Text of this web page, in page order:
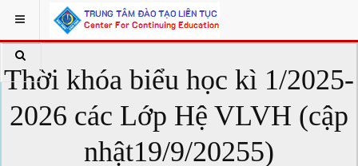
Thời khóa biểu học kì 1/2025-
2026 các Lớp Hệ VLVH (cập
nhật19/9/20255)